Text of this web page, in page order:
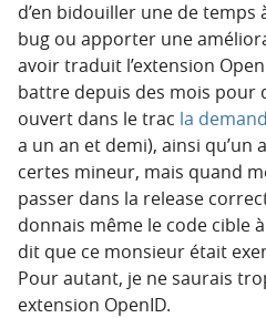
d’en bidouiller une de
bug ou apporter une
avoir traduit l’extension
battre depuis des mois pour
ouvert dans le trac la
a un an et demi), ainsi qu’un
certes mineur, mais quand
passer dans la release
donnais même le code cible
dit que ce monsieur était
Pour autant, je ne saurais
extension OpenID.